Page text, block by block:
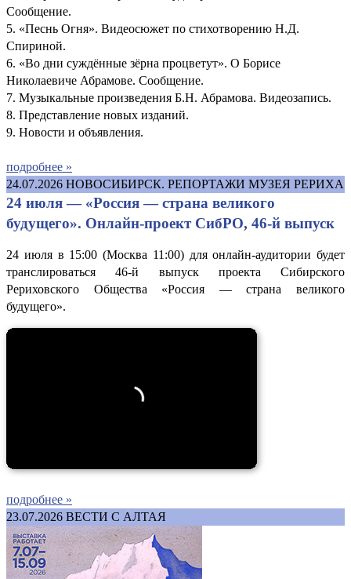
Сообщение.
5. «Песнь Огня». Видеосюжет по стихотворению Н.Д.
Спириной.
6. «Во дни суждённые зёрна процветут». О Борисе
Николаевиче Абрамове. Сообщение.
7. Музыкальные произведения Б.Н. Абрамова. Видеозапись.
8. Представление новых изданий.
9. Новости и объявления.
подробнее »
24.07.2026 НОВОСИБИРСК. РЕПОРТАЖИ МУЗЕЯ РЕРИХА
24 июля — «Россия — страна великого
будущего». Онлайн-проект СибРО, 46-й выпуск
24 июля в 15:00 (Москва 11:00) для онлайн-аудитории будет
транслироваться 46-й выпуск проекта Сибирского
Рериховского Общества «Россия — страна великого
будущего».
подробнее »
23.07.2026 ВЕСТИ С АЛТАЯ